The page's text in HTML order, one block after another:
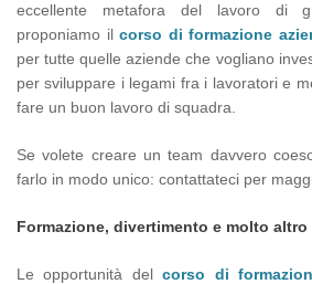
eccellente metafora del lavoro di
proponiamo il corso di formazione
per tutte quelle aziende che vogliano
per sviluppare i legami fra i lavoratori e
fare un buon lavoro di squadra.
Se volete creare un team davvero
farlo in modo unico: contattateci per
Formazione, divertimento e molto altro
Le opportunità delcorso di